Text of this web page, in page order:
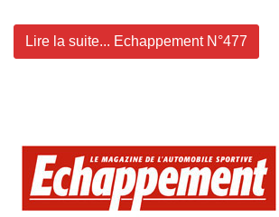
Lire la suite... Echappement N°477